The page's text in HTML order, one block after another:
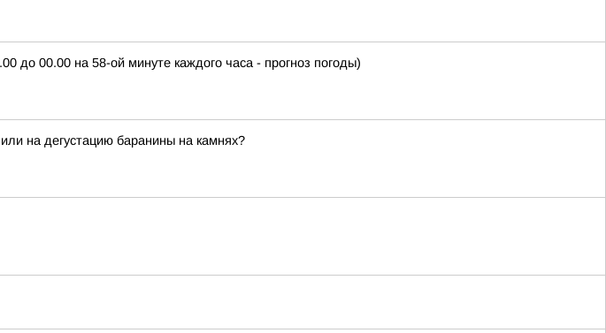
на 58-ой минуте каждого часа - прогноз погоды)
на дегустацию баранины на камнях?